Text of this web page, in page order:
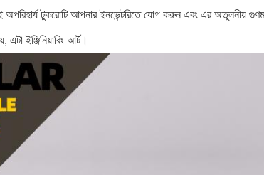
টুকরোটি আপনার ইনভেন্টরিতে যোগ করুন এবং এর অতুলনীয়
ইঞ্জিনিয়ারিং আর্ট।